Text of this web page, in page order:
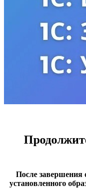
После завершения
установленного